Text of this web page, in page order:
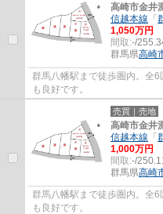
高崎市金
信越本線 「
1,050万円
間取:-/
群馬県高崎
群馬八幡駅まで徒歩圏内。全
も良好です。
売買｜売地
高崎市金
信越本線 「
1,000万円
間取:-/
群馬県高崎
群馬八幡駅まで徒歩圏内。全
も良好です。